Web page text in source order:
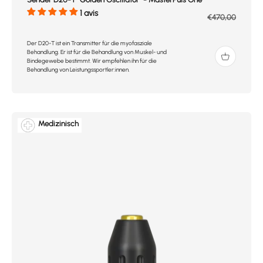
1 avis Prix normal
€470,00
Der D20-T ist ein Transmitter für die myofasziale
Behandlung. Er ist für die Behandlung von Muskel- und
Bindegewebe bestimmt. Wir empfehlen ihn für die
Behandlung von Leistungssportler:innen.
Medizinisch